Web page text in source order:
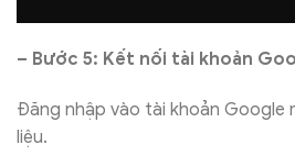
– Bước 5: Kết nối tài khoản
Đăng nhập vào tài khoản Google
liệu.